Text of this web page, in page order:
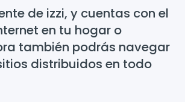
de izzi, y cuentas con el
en tu hogar o
también podrás navegar
distribuidos en todo